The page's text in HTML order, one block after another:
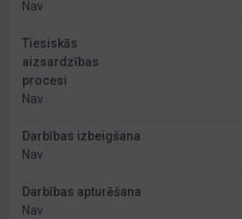
Nav
Tiesiskās
aizsardzības
procesi
Nav
Darbības izbeigšana
Nav
Darbības apturēšana
Nav